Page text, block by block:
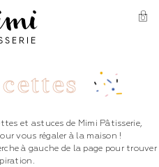
0
et astuces de Mimi Pâtisserie,
vous régaler à la maison !
à gauche de la page pour trouver